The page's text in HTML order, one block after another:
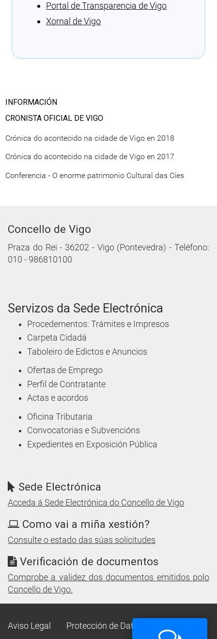
Portal de Transparencia de Vigo
Xornal de Vigo
INFORMACIÓN
CRONISTA OFICIAL DE VIGO
Crónica do acontecido na cidade de Vigo en 2018
Crónica do acontecido na cidade de Vigo en 2017
Conferencia - O enorme patrimonio Cultural das Cíes
Concello de Vigo
Praza do Rei - 36202 - Vigo (Pontevedra) - Teléfono:
010 - 986810100
Servizos da Sede Electrónica
Procedementos: Trámites e Impresos
Carpeta Cidadá
Taboleiro de Edictos e Anuncios
Ofertas de Emprego
Perfil de Contratante
Actas e acordos
Oficina Tributaria
Convocatorias e Subvencións
Expedientes en Exposición Pública
Sede Electrónica
Acceda á Sede Electrónica do Concello de Vigo
Como vai a miña xestión?
Consulte o estado das súas solicitudes
Verificación de documentos
Comprobe a validez dos documentos emitidos polo
Concello de Vigo.
Aviso Legal Protección de Datos